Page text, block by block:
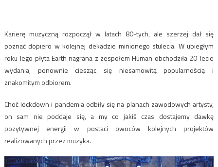
Karierę muzyczną rozpoczął w latach 80-tych, ale szerzej dał się
poznać dopiero w kolejnej dekadzie minionego stulecia. W ubiegłym
roku Jego płyta Earth nagrana z zespołem Human obchodziła 20-lecie
wydania, ponownie ciesząc się niesamowitą popularnością i
znakomitym odbiorem.
Choć lockdown i pandemia odbiły się na planach zawodowych artysty,
on sam nie poddaje się, a my co jakiś czas dostajemy dawkę
pozytywnej energii w postaci owoców kolejnych projektów
realizowanych przez muzyka.